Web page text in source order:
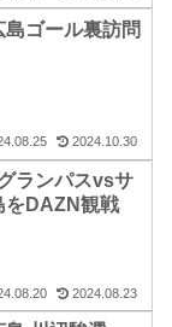
ゴール裏訪問
2024.10.30
ランパスvsサ
をDAZN観戦
2024.08.23